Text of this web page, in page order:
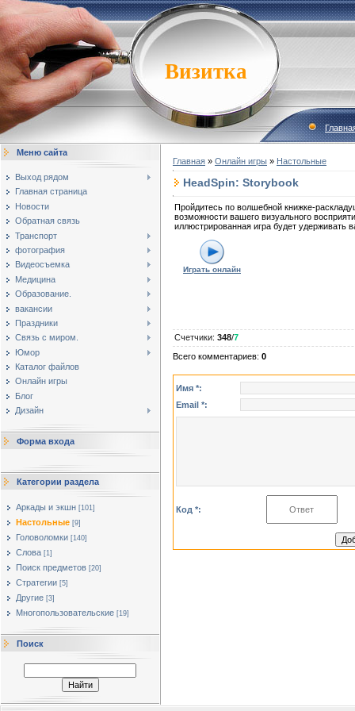
Визитка
Меню сайта
Выход рядом
Главная страница
Новости
Обратная связь
Транспорт
фотография
Видеосъемка
Медицина
Образование.
вакансии
Праздники
Связь с миром.
Юмор
Каталог файлов
Онлайн игры
Блог
Дизайн
Форма входа
Категории раздела
Аркады и экшн [101]
Настольные [9]
Головоломки [140]
Слова [1]
Поиск предметов [20]
Стратегии [5]
Другие [3]
Многопользовательские [19]
Поиск
Главная » Онлайн игры » Настольные
HeadSpin: Storybook
Пройдитесь по волшебной книжке-
возможности вашего визуального
иллюстрированная игра будет удерживать
Играть онлайн
Счетчики: 348/7
Всего комментариев: 0
Имя *:
Email *:
Код *: